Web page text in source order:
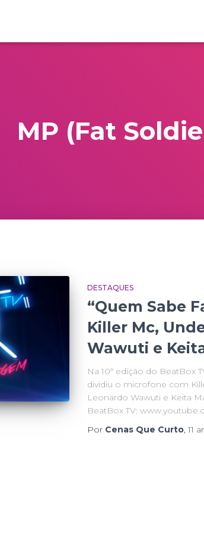
MP (Fat
DESTAQUES
“Quem Sabe
Killer Mc,
Wawuti e
Na 10ª edição do BeatBox
dividiu o microfone com
Leonardo Wawuti e Keita
BeatBox TV:
Por Cenas Que Curto,11